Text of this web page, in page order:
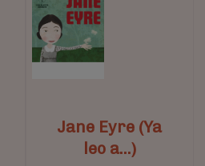
Jane Eyre (Ya
leo a...)